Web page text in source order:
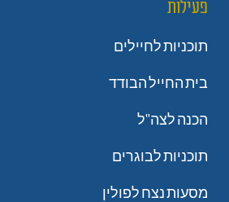
פעילות
תוכניות לחיילים
בית החייל הבודד
הכנה לצה"ל
תוכניות לבוגרים
מסעות נצח לפולין